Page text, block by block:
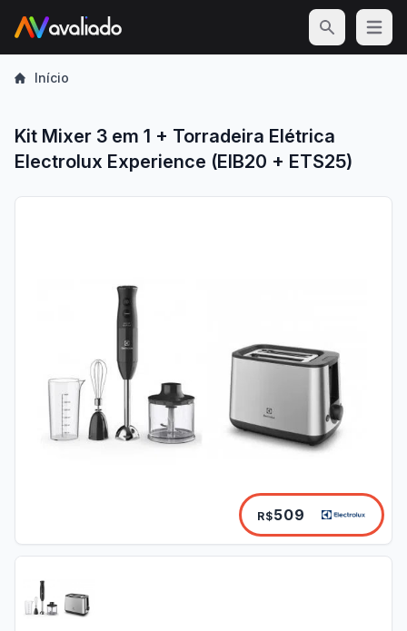
Open
Início
Kit Mixer 3 em 1 + Torradeira Elétrica
Electrolux Experience (EIB20 + ETS25)
R$509